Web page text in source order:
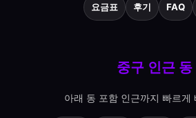
요금표 후기 FAQ
중구 인근 동
아래 동 포함 인근까지 빠르게